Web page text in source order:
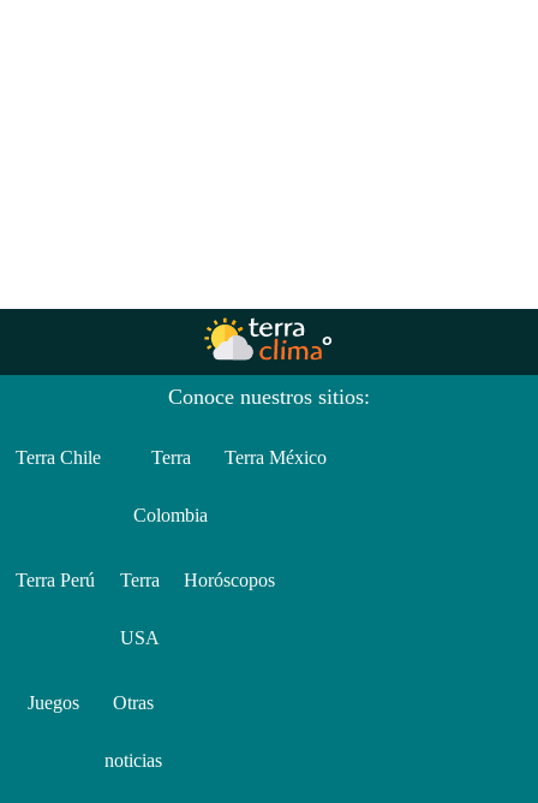
Conoce nuestros sitios:
Terra Chile Terra
Colombia
Terra México
Terra Perú Terra
USA
Horóscopos
Juegos Otras
noticias